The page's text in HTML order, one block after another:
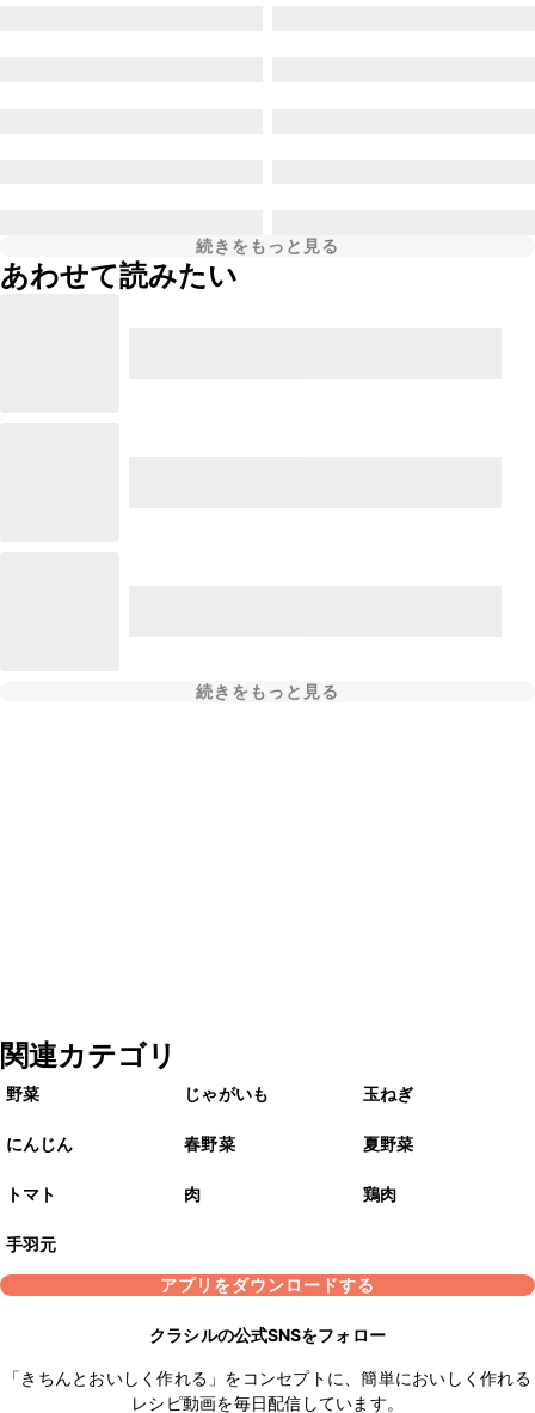
続きをもっと見る
あわせて読みたい
続きをもっと見る
関連カテゴリ
野菜 じゃがいも 玉ねぎ
にんじん 春野菜 夏野菜
トマト 肉 鶏肉
手羽元
アプリをダウンロードする
クラシルの公式SNSをフォロー
「きちんとおいしく作れる」をコンセプトに、簡単においしく作れる
レシピ動画を毎日配信しています。